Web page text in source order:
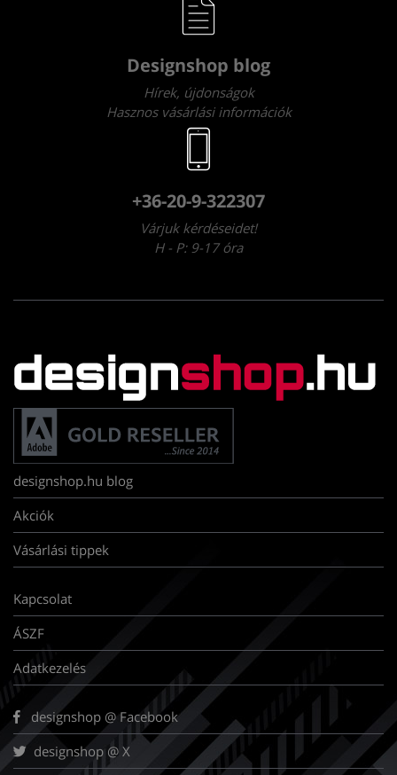
Designshop blog
Hírek, újdonságok
Hasznos vásárlási információk
+36-20-9-322307
Várjuk kérdéseidet!
H - P: 9-17 óra
designshop.hu blog
Akciók
Vásárlási tippek
Kapcsolat
ÁSZF
Adatkezelés
designshop @ Facebook
designshop @ X